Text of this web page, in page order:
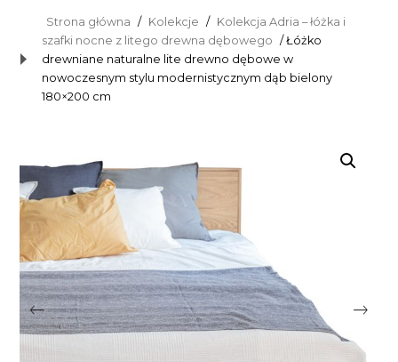
Strona główna / Kolekcje / Kolekcja Adria – łóżka i
szafki nocne z litego drewna dębowego / Łóżko
drewniane naturalne lite drewno dębowe w
nowoczesnym stylu modernistycznym dąb bielony
180×200 cm